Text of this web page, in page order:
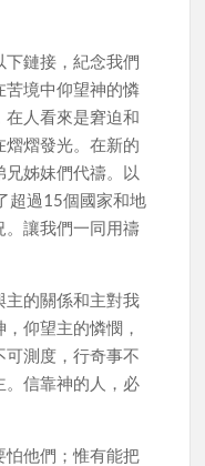
鏈接，紀念我們
苦境中仰望神的憐
人看來是窘迫和
熠發光。在新的
姊妹們代禱。以
超過15個國家和地
。讓我們一同用禱
主的關係和主對我
仰望主的憐憫，
可測度，行奇事不
。信靠神的人，必
怕他們；惟有能把